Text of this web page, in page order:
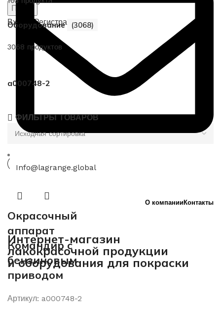
Info@lagrange.global
О компанииКонтакты
Интернет-магазин
лакокрасочной продукции
и оборудования для покраски
Поиск
Вход / Регистрация
Оборудование (3068)
3068 продуктов
a000748-2
ФИЛЬТРЫ ТОВАРОВ
Окрасочный
аппарат
Командир с
бензиновым
приводом
Артикул: a000748-2